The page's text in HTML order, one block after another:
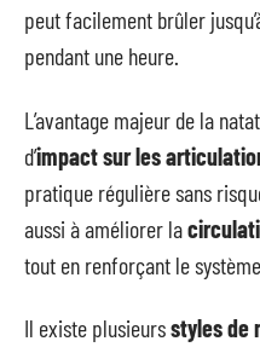
peut facilement brûler
pendant une heure.
L’avantage majeur de la
d’impact sur les
pratique régulière sans
aussi à améliorer la
tout en renforçant le
Il existe plusieursstyles de